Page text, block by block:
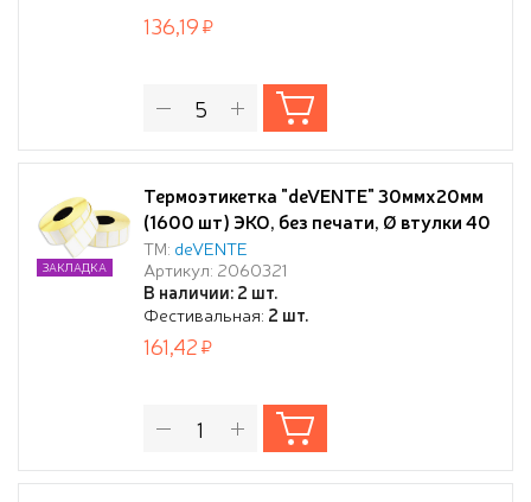
136,19
Термоэтикетка "deVENTE" 30ммx20мм
(1600 шт) ЭКО, без печати, Ø втулки 40
мм
ТМ: deVENTE
Артикул: 2060321
В наличии: 2 шт.
Фестивальная: 2 шт.
ЗАКЛАДКА
161,42